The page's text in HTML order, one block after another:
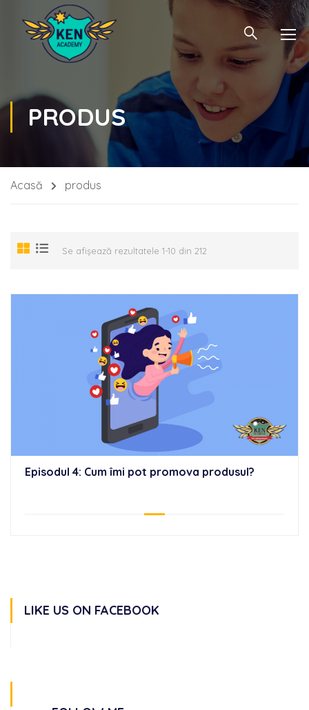
PRODUS
Acasă produs
Se afișează rezultatele 1-10 din 212
Episodul 4: Cum îmi pot promova produsul?
LIKE US ON FACEBOOK